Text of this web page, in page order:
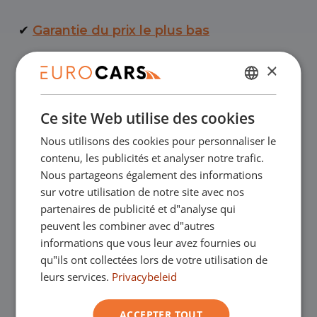
✔ Garantie du prix le plus bas
Achetez en ligne, garantie de
remboursement
Crédit-bail – Acceptation en douceur
Livraison à domicile gratuite avec achat
en ligne
Nos showrooms
Vous êtes les bienvenus dans l'un de nos
NÉERLANDAIS
ENGLISH
GERMAN
×
Ce site Web utilise des cookies
Nous utilisons des cookies pour personnaliser le
contenu, les publicités et analyser notre trafic.
Nous partageons également des informations
sur votre utilisation de notre site avec nos
partenaires de publicité et d"analyse qui
peuvent les combiner avec d"autres
informations que vous leur avez fournies ou
qu"ils ont collectées lors de votre utilisation de
leurs services. Privacybeleid
ACCEPTER TOUT